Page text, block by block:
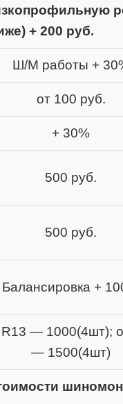
+ 200 руб.
Ш/М работы +
от 100 руб.
+ 30%
500 руб.
500 руб.
Балансировка +
R13 — 1000(4шт);
— 1500(4шт)